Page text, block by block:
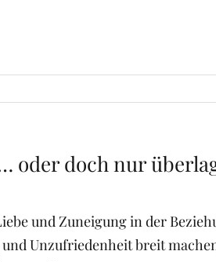
oder doch nur
und Zuneigung in der
Unzufriedenheit breit